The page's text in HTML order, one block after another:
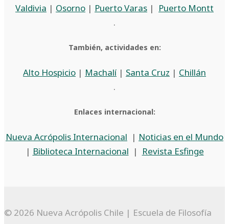
Valdivia | Osorno | Puerto Varas |
Puerto Montt
.
También, actividades en:
Alto Hospicio | Machalí | Santa Cruz | Chillán
.
Enlaces internacional:
Nueva Acrópolis Internacional | Noticias en el Mundo
| Biblioteca Internacional | Revista Esfinge
© 2026 Nueva Acrópolis Chile | Escuela de Filosofía